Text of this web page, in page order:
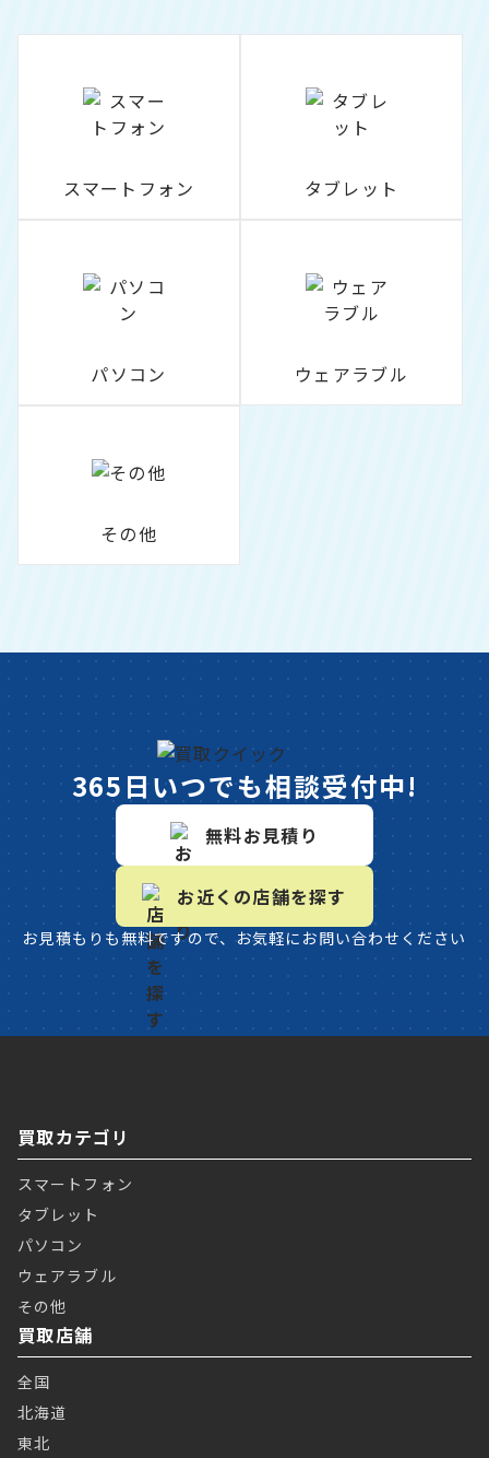
スマートフォン タブレット
パソコン ウェアラブル
その他
365日いつでも相談受付中!
無料お見積り
お近くの店舗を探す
お見積もりも無料ですので、お気軽にお問い合わせください
買取カテゴリ
スマートフォン
タブレット
パソコン
ウェアラブル
その他
買取店舗
全国
北海道
東北